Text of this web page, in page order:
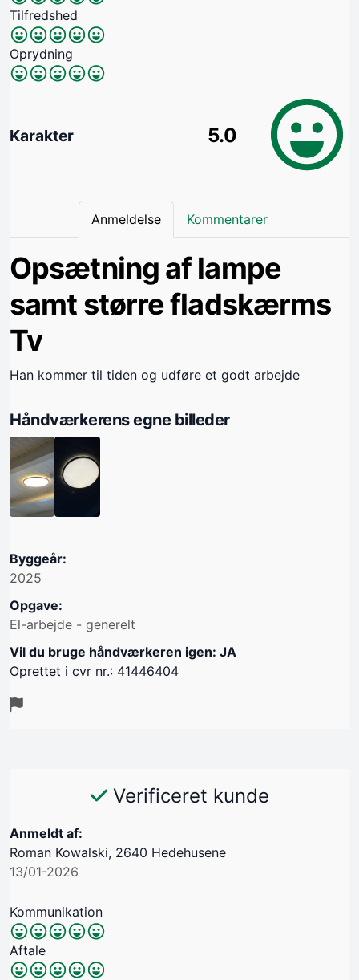
Tilfredshed
Oprydning
Karakter 5.0
Anmeldelse Kommentarer
Opsætning af lampe
samt større fladskærms
Tv
Han kommer til tiden og udføre et godt arbejde
Håndværkerens egne billeder
Byggeår:
2025
Opgave:
El-arbejde - generelt
Vil du bruge håndværkeren igen: JA
Oprettet i cvr nr.: 41446404
Verificeret kunde
Anmeldt af:
Roman Kowalski, 2640 Hedehusene
13/01-2026
Kommunikation
Aftale